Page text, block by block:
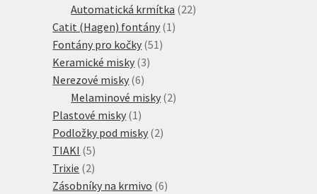
produktů
Automatická krmítka 2222
Catit (Hagen) fontány 1 1
Fontány pro kočky 51 51
Keramické misky 33
Nerezové misky 66
produktů
Melaminové misky 22
Plastové misky 1 1
produkt
Podložky pod misky 22
TIAKI 55
produktů
Trixie 22
produkty
Zásobníky na krmivo 66